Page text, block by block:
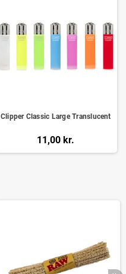
Clipper Classic Large Translucent
11,00 kr.